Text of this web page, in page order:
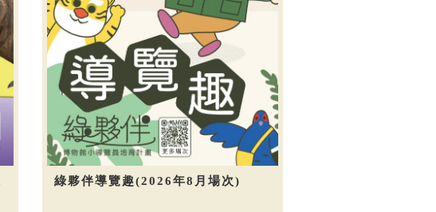
綠夥伴導覽趣(2026年8月場次)